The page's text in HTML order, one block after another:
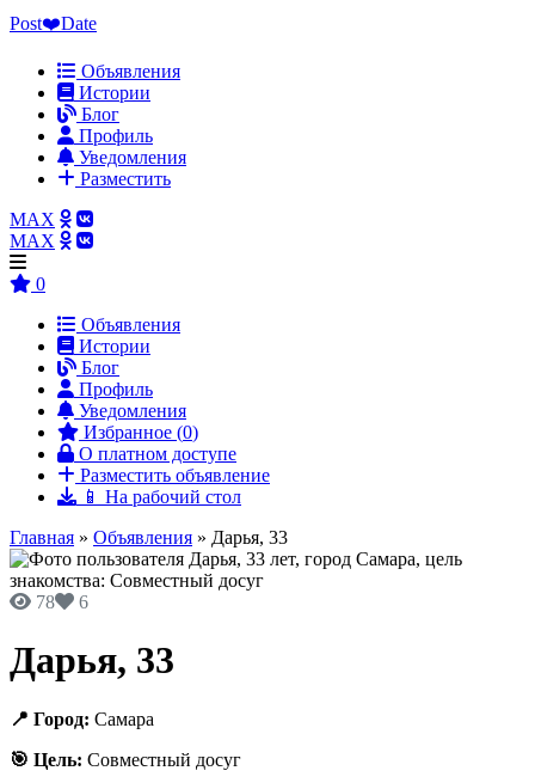
Post❤️Date
Объявления
Истории
Блог
Профиль
Уведомления
Разместить
MAX
MAX
0
Объявления
Истории
Блог
Профиль
Уведомления
Избранное (0)
О платном доступе
Разместить объявление
📱 На рабочий стол
Главная » Объявления » Дарья, 33
78 6
Дарья, 33
📍 Город: Самара
🎯 Цель: Совместный досуг